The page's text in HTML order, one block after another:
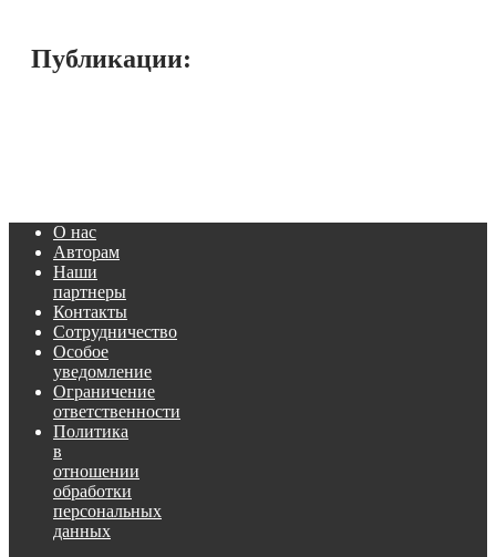
Публикации:
О нас
Авторам
Наши
партнеры
Контакты
Сотрудничество
Особое
уведомление
Ограничение
ответственности
Политика
в
отношении
обработки
персональных
данных